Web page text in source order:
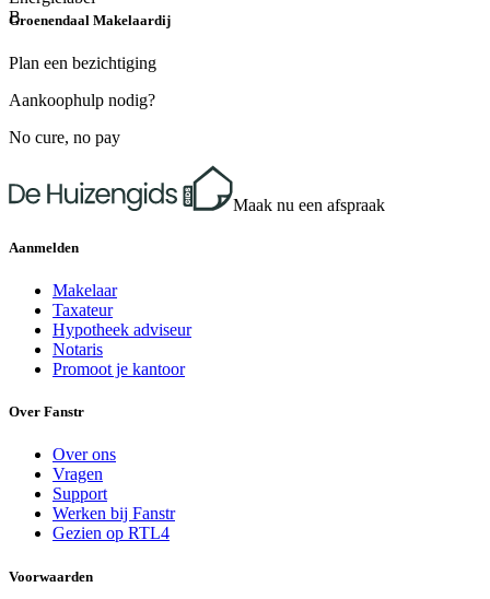
B
Groenendaal Makelaardij
Plan een bezichtiging
Aankoophulp nodig?
No cure, no pay
Maak nu een afspraak
Aanmelden
Makelaar
Taxateur
Hypotheek adviseur
Notaris
Promoot je kantoor
Over Fanstr
Over ons
Vragen
Support
Werken bij Fanstr
Gezien op RTL4
Voorwaarden